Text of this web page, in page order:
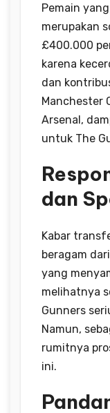
Pemain
merupakan
£400.000
karena
dan
Manchester
Arsenal,
untuk The
dan
Kabar
beragam
yang
melihatnya
Gunners
Namun,
rumitnya
ini.